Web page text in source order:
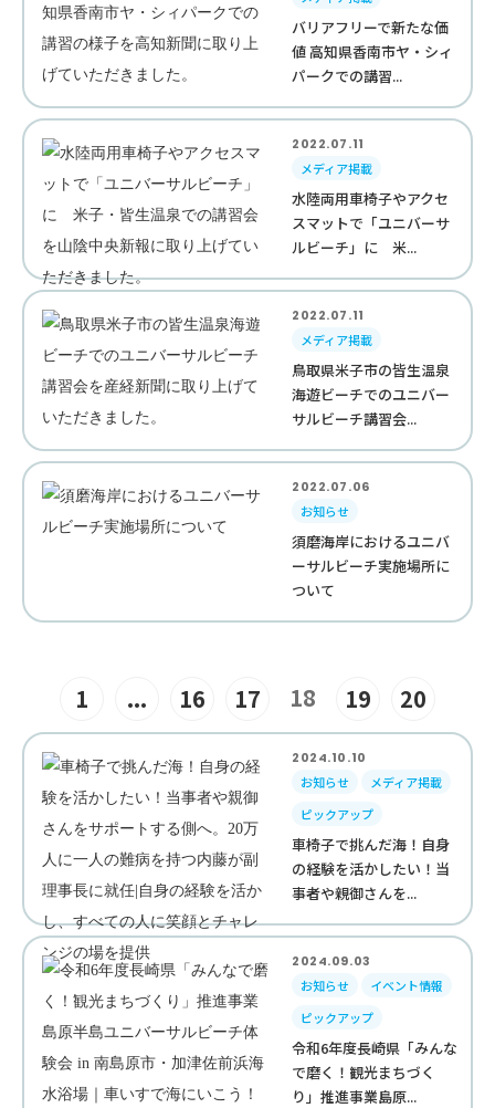
バリアフリーで新たな価
値 高知県香南市ヤ・シィ
パークでの講習...
2022.07.11
メディア掲載
水陸両用車椅子やアクセ
スマットで「ユニバーサ
ルビーチ」に 米...
2022.07.11
メディア掲載
鳥取県米子市の皆生温泉
海遊ビーチでのユニバー
サルビーチ講習会...
2022.07.06
お知らせ
須磨海岸におけるユニバ
ーサルビーチ実施場所に
ついて
1 ... 16 17 18 19 20
2024.10.10
お知らせ
メディア掲載
ピックアップ
車椅子で挑んだ海！自身
の経験を活かしたい！当
事者や親御さんを...
2024.09.03
お知らせ
イベント情報
ピックアップ
令和6年度長崎県「みんな
で磨く！観光まちづく
り」推進事業島原...